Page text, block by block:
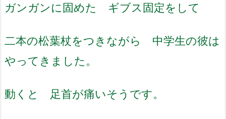
ガンガンに固めた ギブス固定をして
二本の松葉杖をつきながら 中学生の彼は
やってきました。
動くと 足首が痛いそうです。